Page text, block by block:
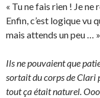
« Tu ne fais rien ! Je
Enfin, c’est logique vu
mais attends un peu … »
Ils ne pouvaient que
sortait du corps de Clari
tout ça était naturel.